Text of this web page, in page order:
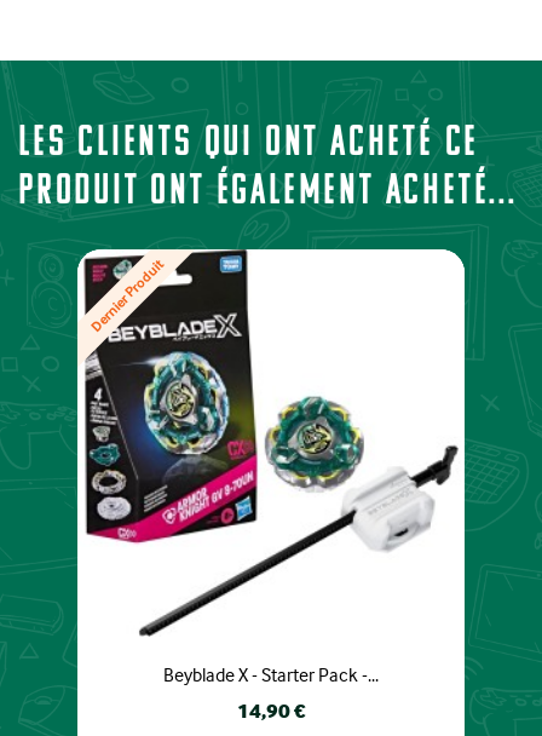
Les clients qui ont acheté ce
produit ont également acheté...
Beyblade X - Starter Pack -...
Prix
14,90 €
Dernier Produit